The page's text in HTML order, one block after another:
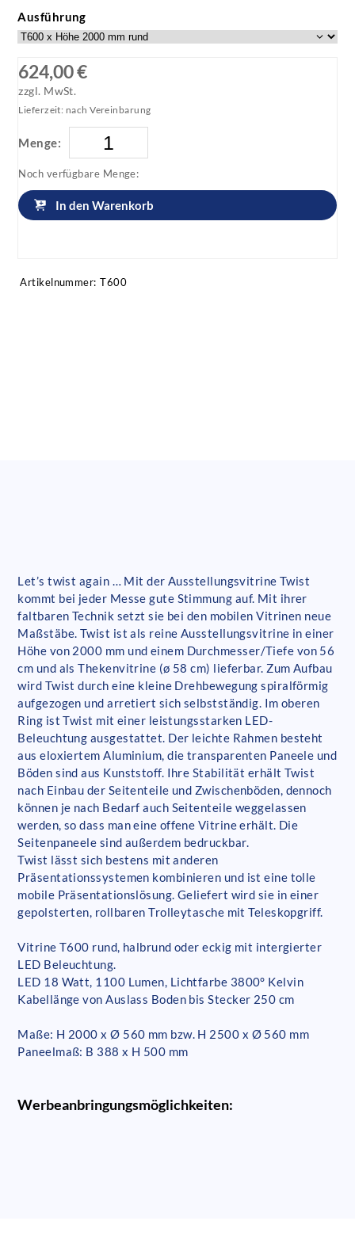
Ausführung
624,00 €
zzgl. MwSt.
Lieferzeit: nach Vereinbarung
Menge:
Noch verfügbare Menge:
In den Warenkorb
Artikelnummer: T600
Let’s twist again … Mit der Ausstellungsvitrine Twist
kommt bei jeder Messe gute Stimmung auf. Mit ihrer
faltbaren Technik setzt sie bei den mobilen Vitrinen neue
Maßstäbe. Twist ist als reine Ausstellungsvitrine in einer
Höhe von 2000 mm und einem Durchmesser/Tiefe von 56
cm und als Thekenvitrine (ø 58 cm) lieferbar. Zum Aufbau
wird Twist durch eine kleine Drehbewegung spiralförmig
aufgezogen und arretiert sich selbstständig. Im oberen
Ring ist Twist mit einer leistungsstarken LED-
Beleuchtung ausgestattet. Der leichte Rahmen besteht
aus eloxiertem Aluminium, die transparenten Paneele und
Böden sind aus Kunststoff. Ihre Stabilität erhält Twist
nach Einbau der Seitenteile und Zwischenböden, dennoch
können je nach Bedarf auch Seitenteile weggelassen
werden, so dass man eine offene Vitrine erhält. Die
Seitenpaneele sind außerdem bedruckbar.
Twist lässt sich bestens mit anderen
Präsentationssystemen kombinieren und ist eine tolle
mobile Präsentationslösung. Geliefert wird sie in einer
gepolsterten, rollbaren Trolleytasche mit Teleskopgriff.
Vitrine T600 rund, halbrund oder eckig mit intergierter
LED Beleuchtung.
LED 18 Watt, 1100 Lumen, Lichtfarbe 3800° Kelvin
Kabellänge von Auslass Boden bis Stecker 250 cm
Maße: H 2000 x Ø 560 mm bzw. H 2500 x Ø 560 mm
Paneelmaß: B 388 x H 500 mm
Werbeanbringungsmöglichkeiten: